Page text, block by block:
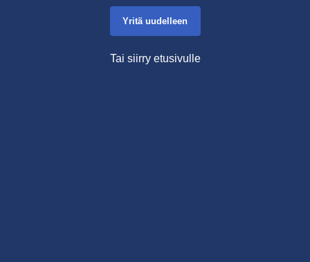
Yritä uudelleen
Tai siirry etusivulle